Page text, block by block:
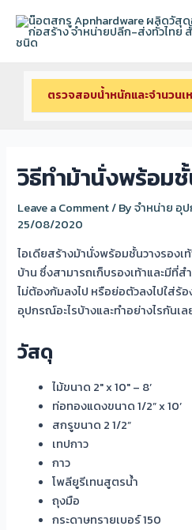
content
ตรวจสอบนํ้าหนักและจํานวนเ
วิธีทำม้านั่งพร้อมชั้
Leave a Comment/ Byจำหน่าย
25/08/2020
ไอเดียสร้างม้านั่งพร้อมชั้นวางรองเ
บ้าน ซึ่งสามารถเก็บรองเท้าและมีที่
ไม่ต้องก้มลงไป หรือย่อตัวลงไปใส่ร้
อุปกรณ์อะไรบ้างและทำอย่างไรกันเล
วัสดุ
ไม้ขนาด 2″ x 10″ – 8’
ท่อทองแดงขนาด 1/2” x 10’
สกรูขนาด 2 1/2”
เทปกาว
กาว
โพลียูรีเทนสูตรน้ำ
ถุงมือ
กระดาษทรายเบอร์ 150